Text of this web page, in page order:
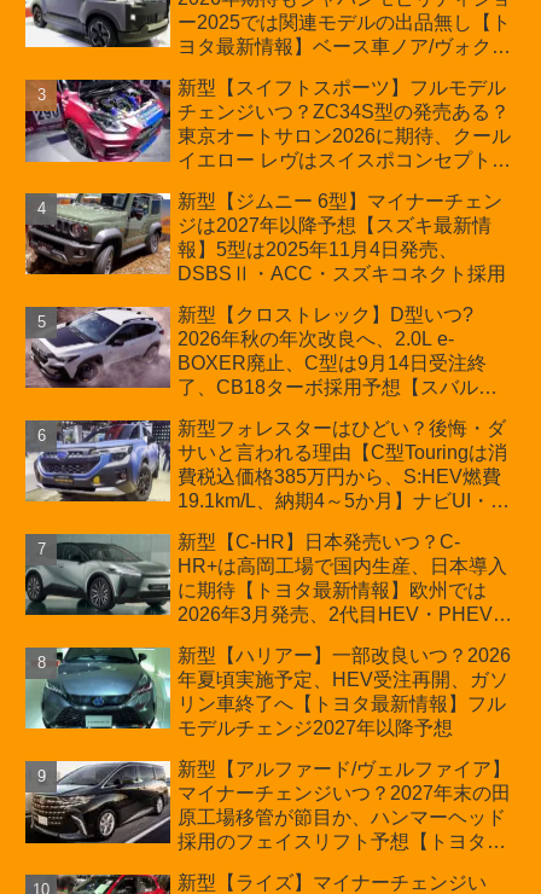
周年記念車発売
ー2025では関連モデルの出品無し【ト
ヨタ最新情報】ベース車ノア/ヴォクシ
ほか「コア」と「ツール」、デリカ
D:5対抗のクロスオーバーSUVミニバ
ン
新型【スイフトスポーツ】フルモデル
チェンジいつ？ZC34S型の発売ある？
東京オートサロン2026に期待、クール
イエロー レヴはスイスポコンセプト
プが争点【スズキ最新情報】特別仕様
車「ZC33S Final Edition」終了
新型【ジムニー 6型】マイナーチェン
ジは2027年以降予想【スズキ最新情
報】5型は2025年11月4日発売、
DSBSⅡ・ACC・スズキコネクト採用
新型【クロストレック】D型いつ?
2026年秋の年次改良へ、2.0L e-
BOXER廃止、C型は9月14日受注終
了、CB18ターボ採用予想【スバル最
新型フォレスターはひどい？後悔・ダ
サいと言われる理由【C型Touringは消
費税込価格385万円から、S:HEV燃費
19.1km/L、納期4～5か月】ナビUI・冬
カーオブザイヤーとJNCAP大賞受賞後
も残る注意点
新型【C-HR】日本発売いつ？C-
HR+は高岡工場で国内生産、日本導入
に期待【トヨタ最新情報】欧州では
2026年3月発売、2代目HEV・PHEVは
新型【ハリアー】一部改良いつ？2026
年夏頃実施予定、HEV受注再開、ガソ
リン車終了へ【トヨタ最新情報】フル
モデルチェンジ2027年以降予想
新型【アルファード/ヴェルファイア】
マイナーチェンジいつ？2027年末の田
原工場移管が節目か、ハンマーヘッド
採用のフェイスリフト予想【トヨタ最
費税込価格559万9000円から
新型【ライズ】マイナーチェンジい